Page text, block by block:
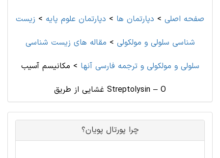
صفحه اصلی > دپارتمان ها > دپارتمان علوم پايه > زیست
شناسی سلولی و مولکولی > مقاله های زیست شناسی
سلولی و مولکولی و ترجمه فارسی آنها > مکانیسم آسیب
غشایی از طریق Streptolysin – O
چرا پورتال پویان؟